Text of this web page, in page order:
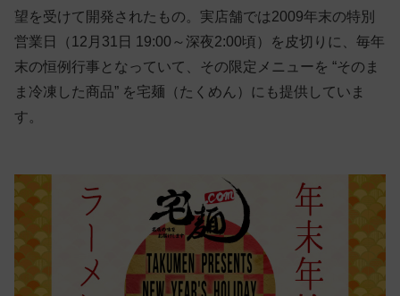
望を受けて開発されたもの。実店舗では2009年末の特別
営業日（12月31日 19:00～深夜2:00頃）を皮切りに、毎年
末の恒例行事となっていて、その限定メニューを “そのま
ま冷凍した商品” を宅麺（たくめん）にも提供していま
す。